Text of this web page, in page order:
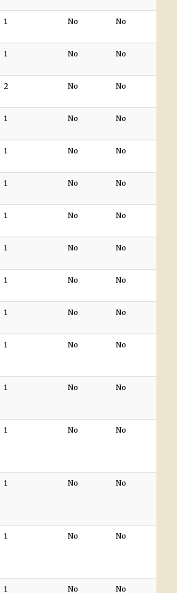
1 No No
1 No No
2 No No
1 No No
1 No No
1 No No
1 No No
1 No No
1 No No
1 No No
1 No No
1 No No
1 No No
1 No No
1 No No
1 No No